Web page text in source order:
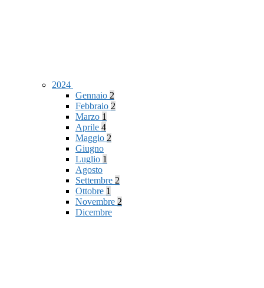
2024
Gennaio 2
Febbraio 2
Marzo 1
Aprile 4
Maggio 2
Giugno
Luglio 1
Agosto
Settembre 2
Ottobre 1
Novembre 2
Dicembre